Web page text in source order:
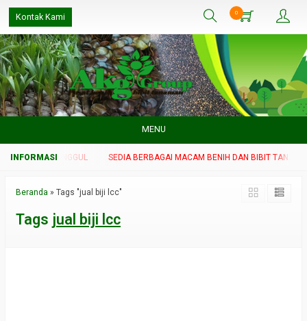
Kontak Kami 0
MENU
TANAMAN UNGGUL SEDIA BERBAGAI MACAM BENIH DAN BIBIT TANAMAN
Beranda » Tags "jual biji lcc"
Tags jual biji lcc